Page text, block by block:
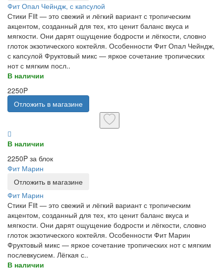
Фит Опал Чейндж, с капсулой
Стики Fiit — это свежий и лёгкий вариант с тропическим
акцентом, созданный для тех, кто ценит баланс вкуса и
мягкости. Они дарят ощущение бодрости и лёгкости, словно
глоток экзотического коктейля. Особенности Фит Опал Чейндж,
с капсулой Фруктовый микс — яркое сочетание тропических
нот с мягким посл..
В наличии
2250P
Отложить в магазине
В наличии
2250P за блок
Фит Марин
Отложить в магазине
Фит Марин
Стики Fiit — это свежий и лёгкий вариант с тропическим
акцентом, созданный для тех, кто ценит баланс вкуса и
мягкости. Они дарят ощущение бодрости и лёгкости, словно
глоток экзотического коктейля. Особенности Фит Марин
Фруктовый микс — яркое сочетание тропических нот с мягким
послевкусием. Лёгкая с..
В наличии